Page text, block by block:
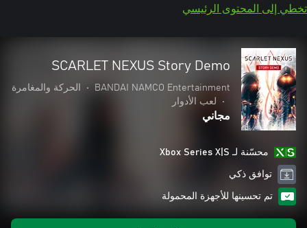
تخطي إلى المحتوى الرئيسي
SCARLET NEXUS Story Demo
BANDAI NAMCO Entertainment
•
الحركة والمغامرة
•
لعب الأدوار
مجاني
محسّنة لـ Xbox Series X|S
توافق ذكي
تم تحسينها للأجهزة المحمولة